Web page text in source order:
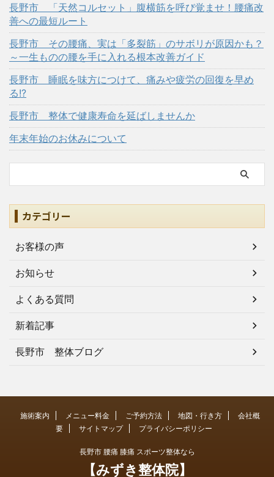
長野市 「天然コルセット」腹横筋を呼び覚ませ！腰痛改
善への最短ルート
長野市 その腰痛、実は「多裂筋」のサボリが原因かも？
～一生ものの腰を手に入れる根本改善ガイド
長野市 睡眠を味方につけて、痛みや疲労の回復を早め
る!?
長野市 整体で健康寿命を延ばしませんか
年末年始のお休みについて
カテゴリー
お客様の声
お知らせ
よくある質問
新着記事
長野市 整体ブログ
施術案内 メニュー料金 ご予約方法 地図・行き方
会社概
要
サイトマップ プライバシーポリシー
長野市 腰痛 膝痛 スポーツ整体なら
【みずき整体院】